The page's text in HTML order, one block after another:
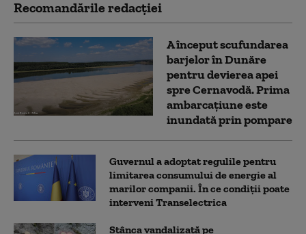
Recomandările redacţiei
A început scufundarea
barjelor în Dunăre
pentru devierea apei
spre Cernavodă. Prima
ambarcațiune este
inundată prin pompare
Guvernul a adoptat regulile pentru
limitarea consumului de energie al
marilor companii. În ce condiții poate
interveni Transelectrica
Stânca vandalizată pe